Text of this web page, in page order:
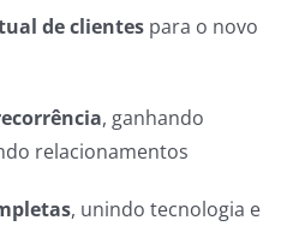
de clientespara o novo
, ganhando
relacionamentos
, unindo tecnologia e